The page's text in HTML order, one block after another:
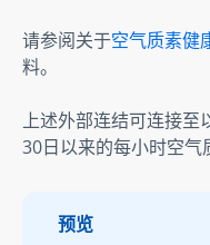
请参阅关于空气质素健
料。
上述外部连结可连接至
30日以来的每小时空气
预览